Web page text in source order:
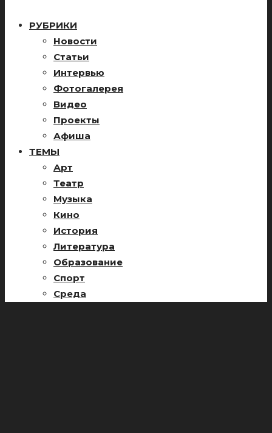
РУБРИКИ
Новости
Статьи
Интервью
Фотогалерея
Видео
Проекты
Афиша
ТЕМЫ
Арт
Театр
Музыка
Кино
История
Литература
Образование
Спорт
Среда